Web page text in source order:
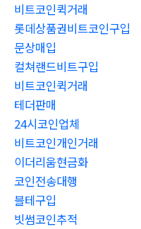
비트코인퀵거래
롯데상품권비트코인구입
문상매입
컬쳐랜드비트구입
비트코인퀵거래
테더판매
24시코인업체
비트코인개인거래
이더리움현금화
코인전송대행
블테구입
빗썸코인추적